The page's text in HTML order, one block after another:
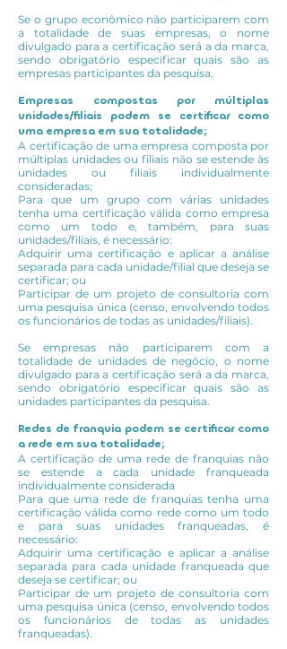
Se o grupo econômico não participarem com
a totalidade de suas empresas, o nome
divulgado para a certificação será a da marca,
sendo obrigatório especificar quais são as
empresas participantes da pesquisa.
Empresas compostas por múltiplas
unidades/filiais podem se certificar como
uma empresa em sua totalidade;
A certificação de uma empresa composta por
múltiplas unidades ou filiais não se estende às
unidades ou filiais individualmente
consideradas;
Para que um grupo com várias unidades
tenha uma certificação válida como empresa
como um todo e, também, para suas
unidades/filiais, é necessário:
Adquirir uma certificação e aplicar a análise
separada para cada unidade/filial que deseja se
certificar; ou
Participar de um projeto de consultoria com
uma pesquisa única (censo, envolvendo todos
os funcionários de todas as unidades/filiais).
Se empresas não participarem com a
totalidade de unidades de negócio, o nome
divulgado para a certificação será a da marca,
sendo obrigatório especificar quais são as
unidades participantes da pesquisa.
Redes de franquia podem se certificar como
a rede em sua totalidade;
A certificação de uma rede de franquias não
se estende a cada unidade franqueada
individualmente considerada
Para que uma rede de franquias tenha uma
certificação válida como rede como um todo
e para suas unidades franqueadas, é
necessário:
Adquirir uma certificação e aplicar a análise
separada para cada unidade franqueada que
deseja se certificar; ou
Participar de um projeto de consultoria com
uma pesquisa única (censo, envolvendo todos
os funcionários de todas as unidades
franqueadas).